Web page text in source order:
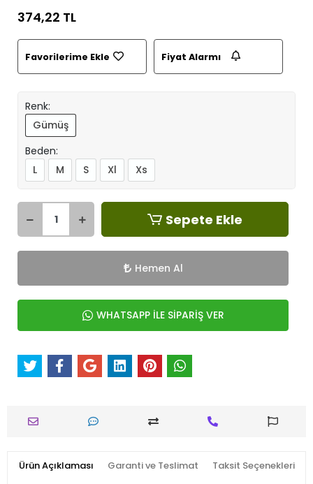
374,22 TL
Favorilerime Ekle Fiyat Alarmı
Renk:
Gümüş
Beden:
L
M S Xl Xs
Sepete Ekle
Hemen Al
WHATSAPP İLE SİPARİŞ VER
Ürün Açıklaması Garanti ve Teslimat Taksit Seçenekleri